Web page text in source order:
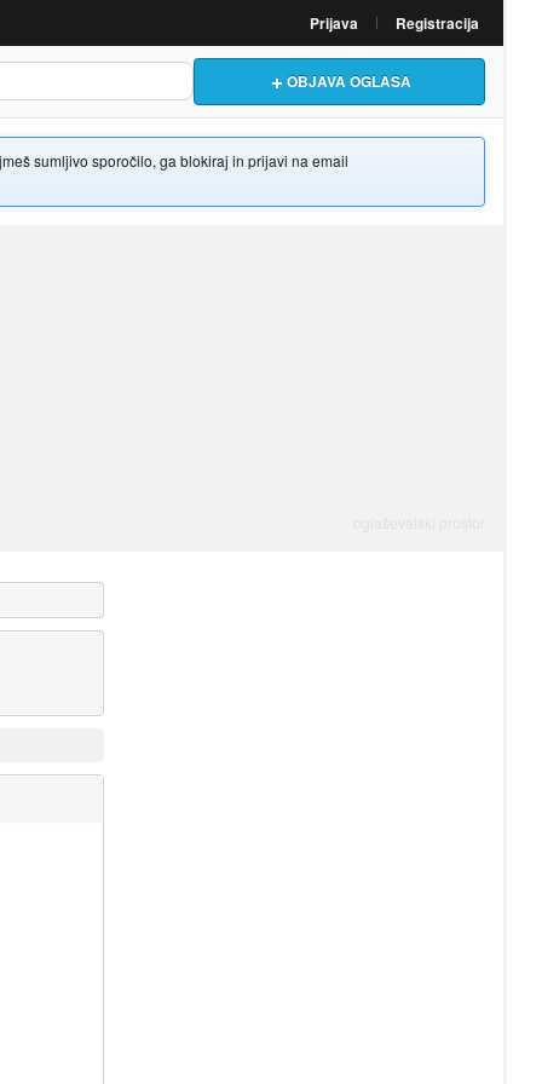
Prijava Registracija
OBJAVA OGLASA
sumljivo sporočilo, ga blokiraj in prijavi na email